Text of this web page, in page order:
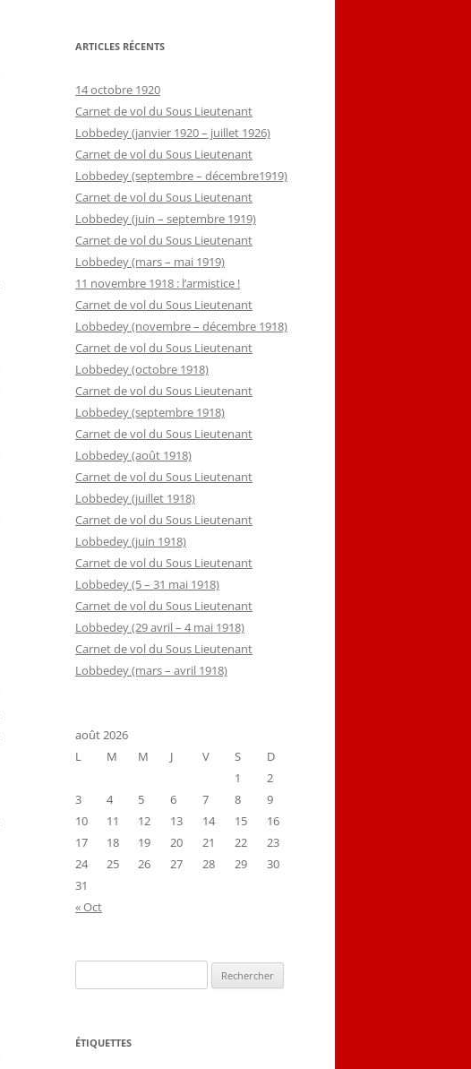
ARTICLES RÉCENTS
14 octobre 1920
Carnet de vol du Sous Lieutenant
Lobbedey (janvier 1920 – juillet 1926)
Carnet de vol du Sous Lieutenant
Lobbedey (septembre – décembre1919)
Carnet de vol du Sous Lieutenant
Lobbedey (juin – septembre 1919)
Carnet de vol du Sous Lieutenant
Lobbedey (mars – mai 1919)
11 novembre 1918 : l’armistice !
Carnet de vol du Sous Lieutenant
Lobbedey (novembre – décembre 1918)
Carnet de vol du Sous Lieutenant
Lobbedey (octobre 1918)
Carnet de vol du Sous Lieutenant
Lobbedey (septembre 1918)
Carnet de vol du Sous Lieutenant
Lobbedey (août 1918)
Carnet de vol du Sous Lieutenant
Lobbedey (juillet 1918)
Carnet de vol du Sous Lieutenant
Lobbedey (juin 1918)
Carnet de vol du Sous Lieutenant
Lobbedey (5 – 31 mai 1918)
Carnet de vol du Sous Lieutenant
Lobbedey (29 avril – 4 mai 1918)
Carnet de vol du Sous Lieutenant
Lobbedey (mars – avril 1918)
août 2026
L
M M J V S
D
1
2
3
4 5 6 7 8
9
10
11 12 13 14 15
16
17
18 19 20 21 22
23
24
25 26 27 28 29
30
31
« Oct
ÉTIQUETTES